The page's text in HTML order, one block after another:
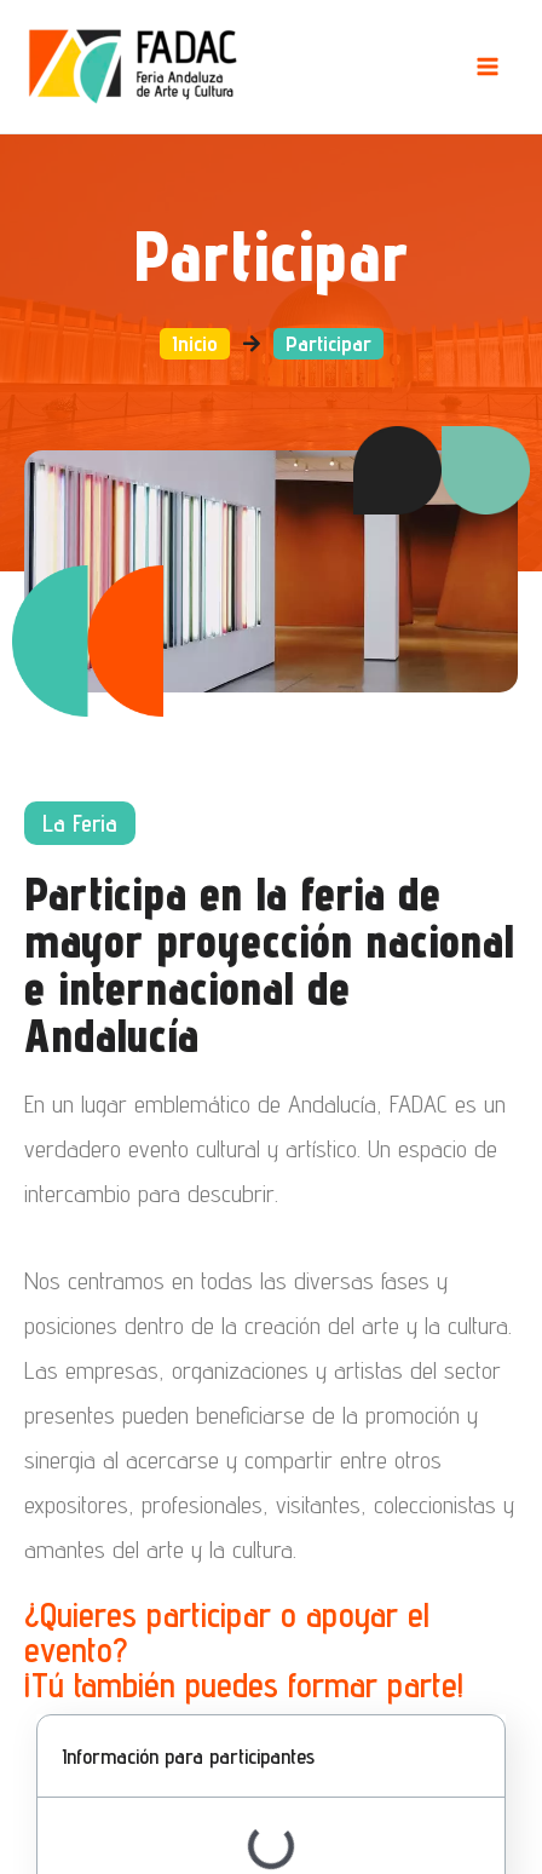
Participar
Inicio Participar
La Feria
Participa en la feria de
mayor proyección nacional
e internacional de
Andalucía
En un lugar emblemático de Andalucía, FADAC es un
verdadero evento cultural y artístico. Un espacio de
intercambio para descubrir.
Nos centramos en todas las diversas fases y
posiciones dentro de la creación del arte y la cultura.
Las empresas, organizaciones y artistas del sector
presentes pueden beneficiarse de la promoción y
sinergia al acercarse y compartir entre otros
expositores, profesionales, visitantes, coleccionistas y
amantes del arte y la cultura.
¿Quieres participar o apoyar el
evento?
¡Tú también puedes formar parte!
Información para participantes